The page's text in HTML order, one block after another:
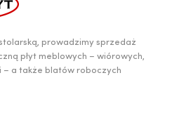
prowadzimy sprzedaż
płyt meblowych – wiórowych,
– a także blatów roboczych